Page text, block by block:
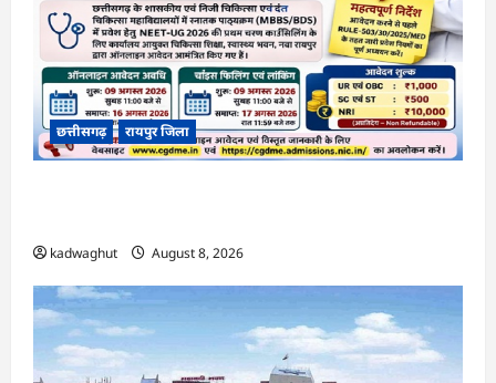
छत्तीसगढ़ रायपुर जिला
kadwaghut August 8, 2026